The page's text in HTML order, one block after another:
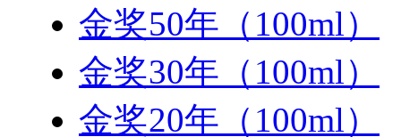
金奖50年（100ml）
金奖30年（100ml）
金奖20年（100ml）